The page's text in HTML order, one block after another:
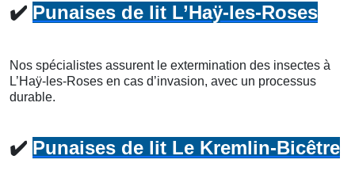
✔️ Punaises de lit L’Haÿ-les-Roses
Nos spécialistes assurent le extermination des insectes à
L’Haÿ-les-Roses en cas d’invasion, avec un processus
durable.
✔️ Punaises de lit Le Kremlin-Bicêtre